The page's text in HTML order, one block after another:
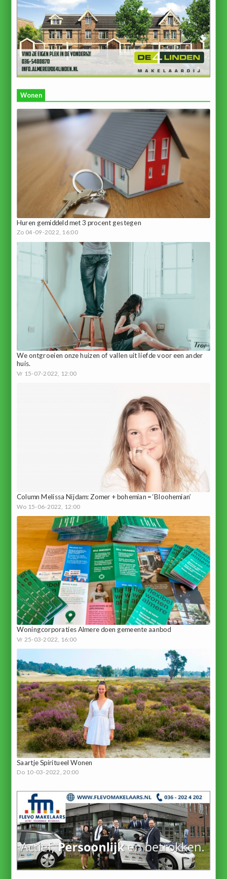
Wonen
Huren gemiddeld met 3 procent gestegen
Zo 04-09-2022, 16:00
We ontgroeien onze huizen of vallen uit liefde voor een ander
huis.
Vr 15-07-2022, 12:00
Column Melissa Nijdam: Zomer + bohemian = ‘Bloohemian’
Wo 15-06-2022, 12:00
Woningcorporaties Almere doen gemeente aanbod
Vr 25-03-2022, 16:00
Saartje Spiritueel Wonen
Do 10-03-2022, 20:00